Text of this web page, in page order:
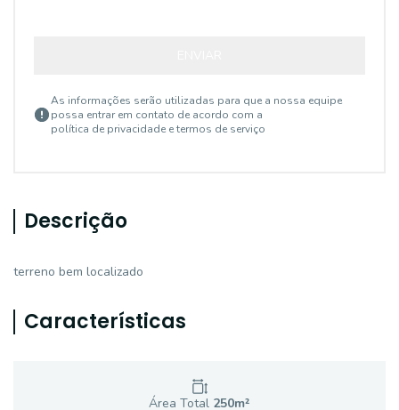
As informações serão utilizadas para que a nossa equipe
possa entrar em contato de acordo com a
política de privacidade e termos de serviço
Descrição
terreno bem localizado
Características
Área Total 250m²